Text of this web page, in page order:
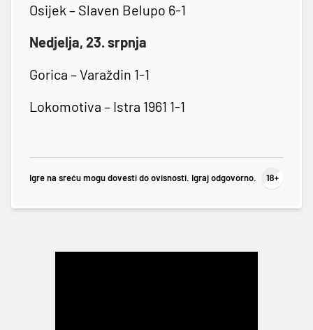
Osijek – Slaven Belupo 6-1
Nedjelja, 23. srpnja
Gorica – Varaždin 1-1
Lokomotiva – Istra 1961 1-1
Igre na sreću mogu dovesti do ovisnosti. Igraj odgovorno.